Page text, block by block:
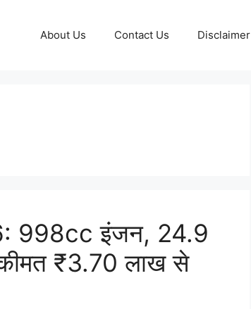
About Us Contact Us Disclaimer
998cc इंजन, 24.9
कीमत ₹3.70 लाख से